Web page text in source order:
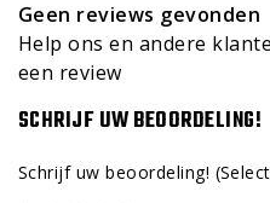
Geen reviews gevonden
Help ons en andere
een review
SCHRIJF UW BEOORDELING!
Schrijf uw beoordeling!